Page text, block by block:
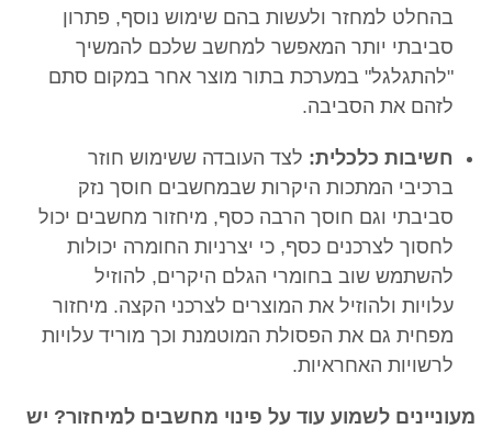
בהחלט למחזר ולעשות בהם שימוש נוסף, פתרון
סביבתי יותר המאפשר למחשב שלכם להמשיך
"להתגלגל" במערכת בתור מוצר אחר במקום סתם
לזהם את הסביבה.
חשיבות כלכלית: לצד העובדה ששימוש חוזר
ברכיבי המתכות היקרות שבמחשבים חוסך נזק
סביבתי וגם חוסך הרבה כסף, מיחזור מחשבים יכול
לחסוך לצרכנים כסף, כי יצרניות החומרה יכולות
להשתמש שוב בחומרי הגלם היקרים, להוזיל
עלויות ולהוזיל את המוצרים לצרכני הקצה. מיחזור
מפחית גם את הפסולת המוטמנת וכך מוריד עלויות
לרשויות האחראיות.
מעוניינים לשמוע עוד על פינוי מחשבים למיחזור? יש